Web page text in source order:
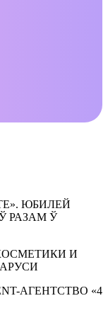
ЮБИЛЕЙ
РАЗАМ Ў
И
АГЕНТСТВО «4